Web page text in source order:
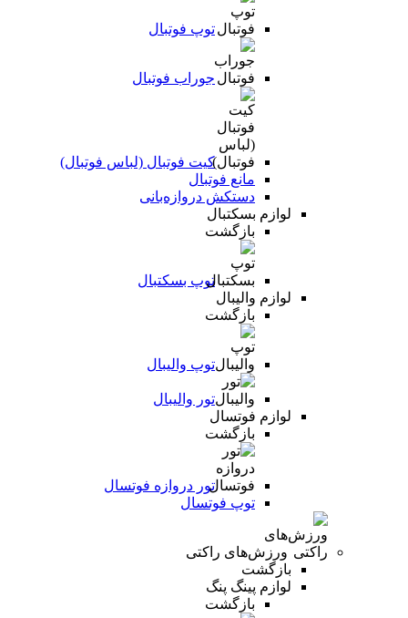
توپ فوتبال
جوراب فوتبال
کیت فوتبال (لباس فوتبال)
مانع فوتبال
دستکش دروازه‌بانی
لوازم بسکتبال
بازگشت
توپ بسکتبال
لوازم والیبال
بازگشت
توپ والیبال
تور والیبال
لوازم فوتسال
بازگشت
تور دروازه فوتسال
توپ فوتسال
ورزش‌های راکتی
بازگشت
لوازم پینگ پنگ
بازگشت